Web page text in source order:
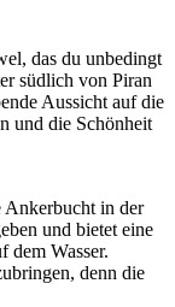
das du unbedingt
südlich von Piran
Aussicht auf die
und die Schönheit
Ankerbucht in der
und bietet eine
dem Wasser.
denn die